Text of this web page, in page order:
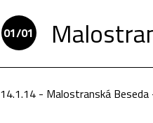
01/01
14.1.14 - Malostranská Beseda